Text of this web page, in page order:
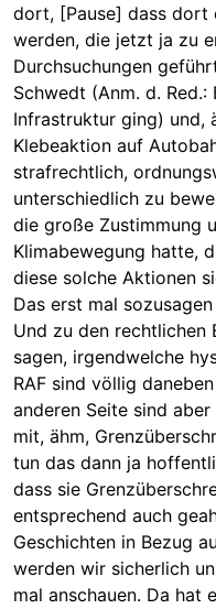
dort, [Pause] dass dort
werden, die jetzt ja zu
Durchsuchungen
Schwedt (Anm. d.
Infrastruktur ging) und,
Klebeaktion auf
strafrechtlich,
unterschiedlich zu
die große Zustimmung
Klimabewegung hatte,
diese solche Aktionen
Das erst mal
Und zu den rechtlichen
sagen, irgendwelche
RAF sind völlig
anderen Seite sind
mit, ähm,
tun das dann ja
dass sie
entsprechend auch
Geschichten in Bezug
werden wir sicherlich
mal anschauen. Da hat